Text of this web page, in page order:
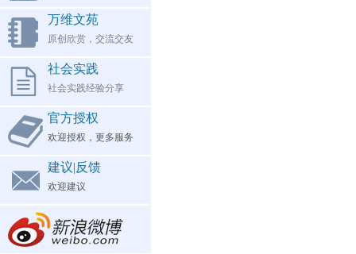
万维文苑
原创欣赏，交流交友
社会实践
社会实践经验分享
官方授权
欢迎授权，更多服务
建议|反馈
欢迎建议